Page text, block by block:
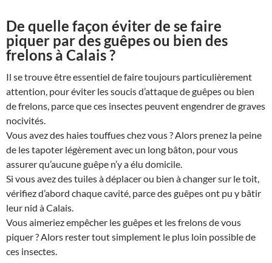
De quelle façon éviter de se faire
piquer par des guêpes ou bien des
frelons à Calais ?
Il se trouve être essentiel de faire toujours particulièrement
attention, pour éviter les soucis d’attaque de guêpes ou bien
de frelons, parce que ces insectes peuvent engendrer de graves
nocivités.
Vous avez des haies touffues chez vous ? Alors prenez la peine
de les tapoter légèrement avec un long bâton, pour vous
assurer qu’aucune guêpe n’y a élu domicile.
Si vous avez des tuiles à déplacer ou bien à changer sur le toit,
vérifiez d’abord chaque cavité, parce des guêpes ont pu y bâtir
leur nid à Calais.
Vous aimeriez empêcher les guêpes et les frelons de vous
piquer ? Alors rester tout simplement le plus loin possible de
ces insectes.